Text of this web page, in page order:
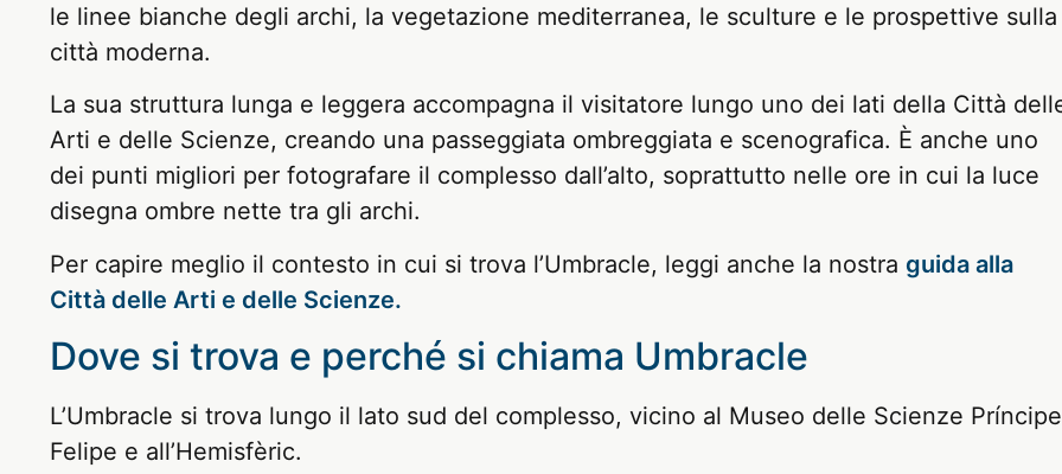
le linee bianche degli archi, la vegetazione mediterranea, le sculture e le prospettive sulla
città moderna.
La sua struttura lunga e leggera accompagna il visitatore lungo uno dei lati della Città
Arti e delle Scienze, creando una passeggiata ombreggiata e scenografica. È anche uno
dei punti migliori per fotografare il complesso dall’alto, soprattutto nelle ore in cui la luce
disegna ombre nette tra gli archi.
Per capire meglio il contesto in cui si trova l’Umbracle, leggi anche la nostra guida alla
Città delle Arti e delle Scienze.
Dove si trova e perché si chiama Umbracle
L’Umbracle si trova lungo il lato sud del complesso, vicino al Museo delle Scienze Príncipe
Felipe e all’Hemisfèric.